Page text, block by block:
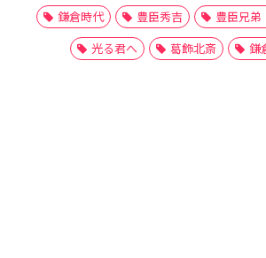
鎌倉時代
豊臣秀吉 豊臣兄弟
光る君へ
葛飾北斎 鎌